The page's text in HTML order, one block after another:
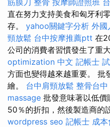
筋膜刀 整骨 按摩師證照班
直在努力支持美食和匈牙利
存。 yahoo關鍵字分析 外國
頸放鬆 台中按摩推薦ptt 在
公司的消費者習慣發生了重
optimization 中文 記帳士
方面也變得越來越重要。 批
繪。 台中肩頸放鬆 整骨台中
massage 批發意味著以低
50％的折扣，然後製造商的
wordpress seo 記帳士 成本